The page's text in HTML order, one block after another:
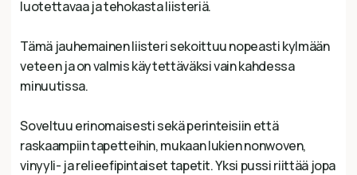
luotettavaa ja tehokasta liisteriä.
Tämä jauhemainen liisteri sekoittuu nopeasti kylmään
veteen ja on valmis käytettäväksi vain kahdessa
minuutissa.
Soveltuu erinomaisesti sekä perinteisiin että
raskaampiin tapetteihin, mukaan lukien nonwoven,
vinyyli- ja relieefipintaiset tapetit. Yksi pussi riittää jopa